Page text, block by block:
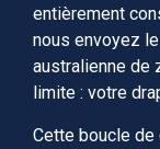
entièrement
nous envoyez
australienne de
limite : votre
Cette boucle de